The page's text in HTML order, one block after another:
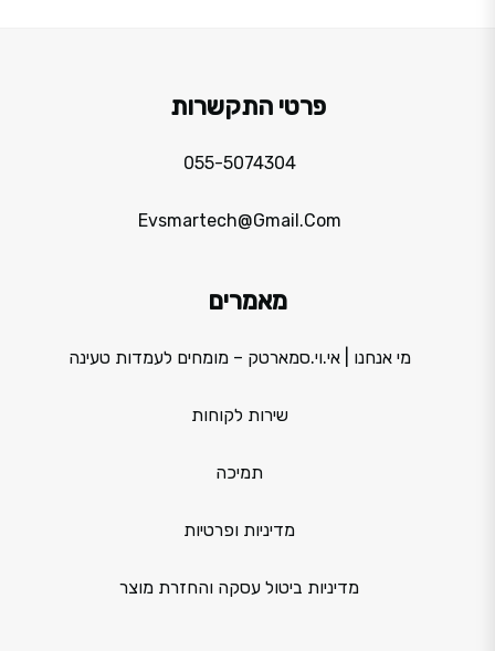
פרטי התקשרות
055-5074304
Evsmartech@gmail.com
מאמרים
מי אנחנו | אי.וי.סמארטק – מומחים לעמדות טעינה
שירות לקוחות
תמיכה
מדיניות ופרטיות
מדיניות ביטול עסקה והחזרת מוצר